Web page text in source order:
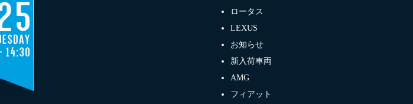
ロータス
LEXUS
お知らせ
新入荷車両
AMG
フィアット